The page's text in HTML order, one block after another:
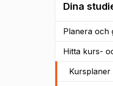
Dina
Planera och
Hitta kurs-
Kursplaner